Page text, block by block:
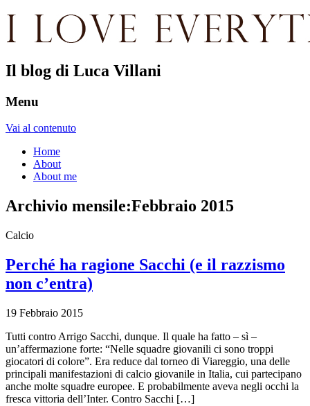
Il blog di Luca Villani
Menu
Vai al contenuto
Home
About
About me
Archivio mensile:Febbraio 2015
Calcio
Perché ha ragione Sacchi (e il razzismo
non c’entra)
19 Febbraio 2015
Tutti contro Arrigo Sacchi, dunque. Il quale ha fatto – sì –
un’affermazione forte: “Nelle squadre giovanili ci sono troppi
giocatori di colore”. Era reduce dal torneo di Viareggio, una delle
principali manifestazioni di calcio giovanile in Italia, cui partecipano
anche molte squadre europee. E probabilmente aveva negli occhi la
fresca vittoria dell’Inter. Contro Sacchi […]